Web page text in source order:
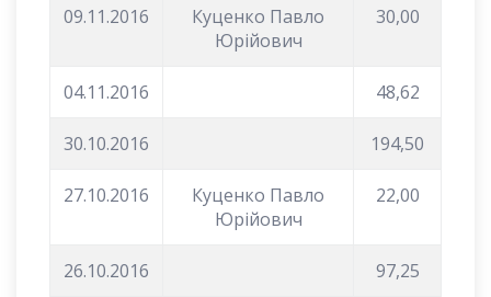
09.11.2016
Куценко Павло
Юрійович
30,00
04.11.2016 48,62
30.10.2016 194,50
27.10.2016
Куценко Павло
Юрійович
22,00
26.10.2016 97,25